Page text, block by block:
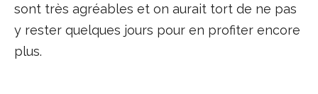
sont très agréables et on aurait tort de ne pas
y rester quelques jours pour en profiter encore
plus.